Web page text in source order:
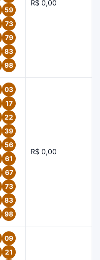
59
73
79
83
98
R$ 0,00
03
17
22
39
56
61
67
73
83
98
R$ 0,00
09
21